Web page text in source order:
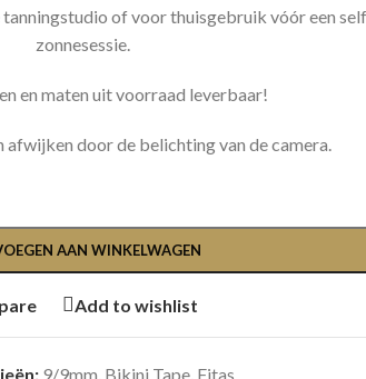
of voor thuisgebruik vóór een
zonnesessie.
en maten uit voorraad leverbaar!
afwijken door de belichting van de camera.
AAN WINKELWAGEN
Add to wishlist
9/9mm, Bikini Tape, Fitas